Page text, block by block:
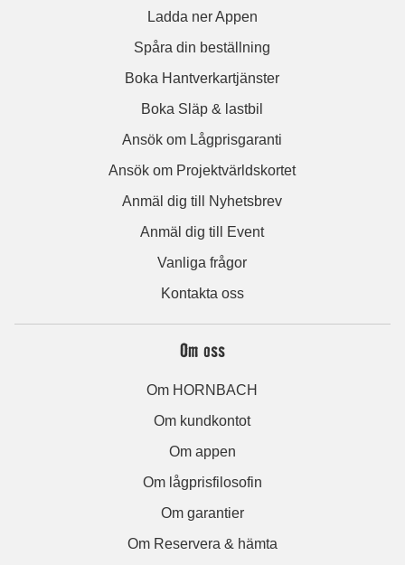
Ladda ner Appen
Spåra din beställning
Boka Hantverkartjänster
Boka Släp & lastbil
Ansök om Lågprisgaranti
Ansök om Projektvärldskortet
Anmäl dig till Nyhetsbrev
Anmäl dig till Event
Vanliga frågor
Kontakta oss
Om oss
Om HORNBACH
Om kundkontot
Om appen
Om lågprisfilosofin
Om garantier
Om Reservera & hämta